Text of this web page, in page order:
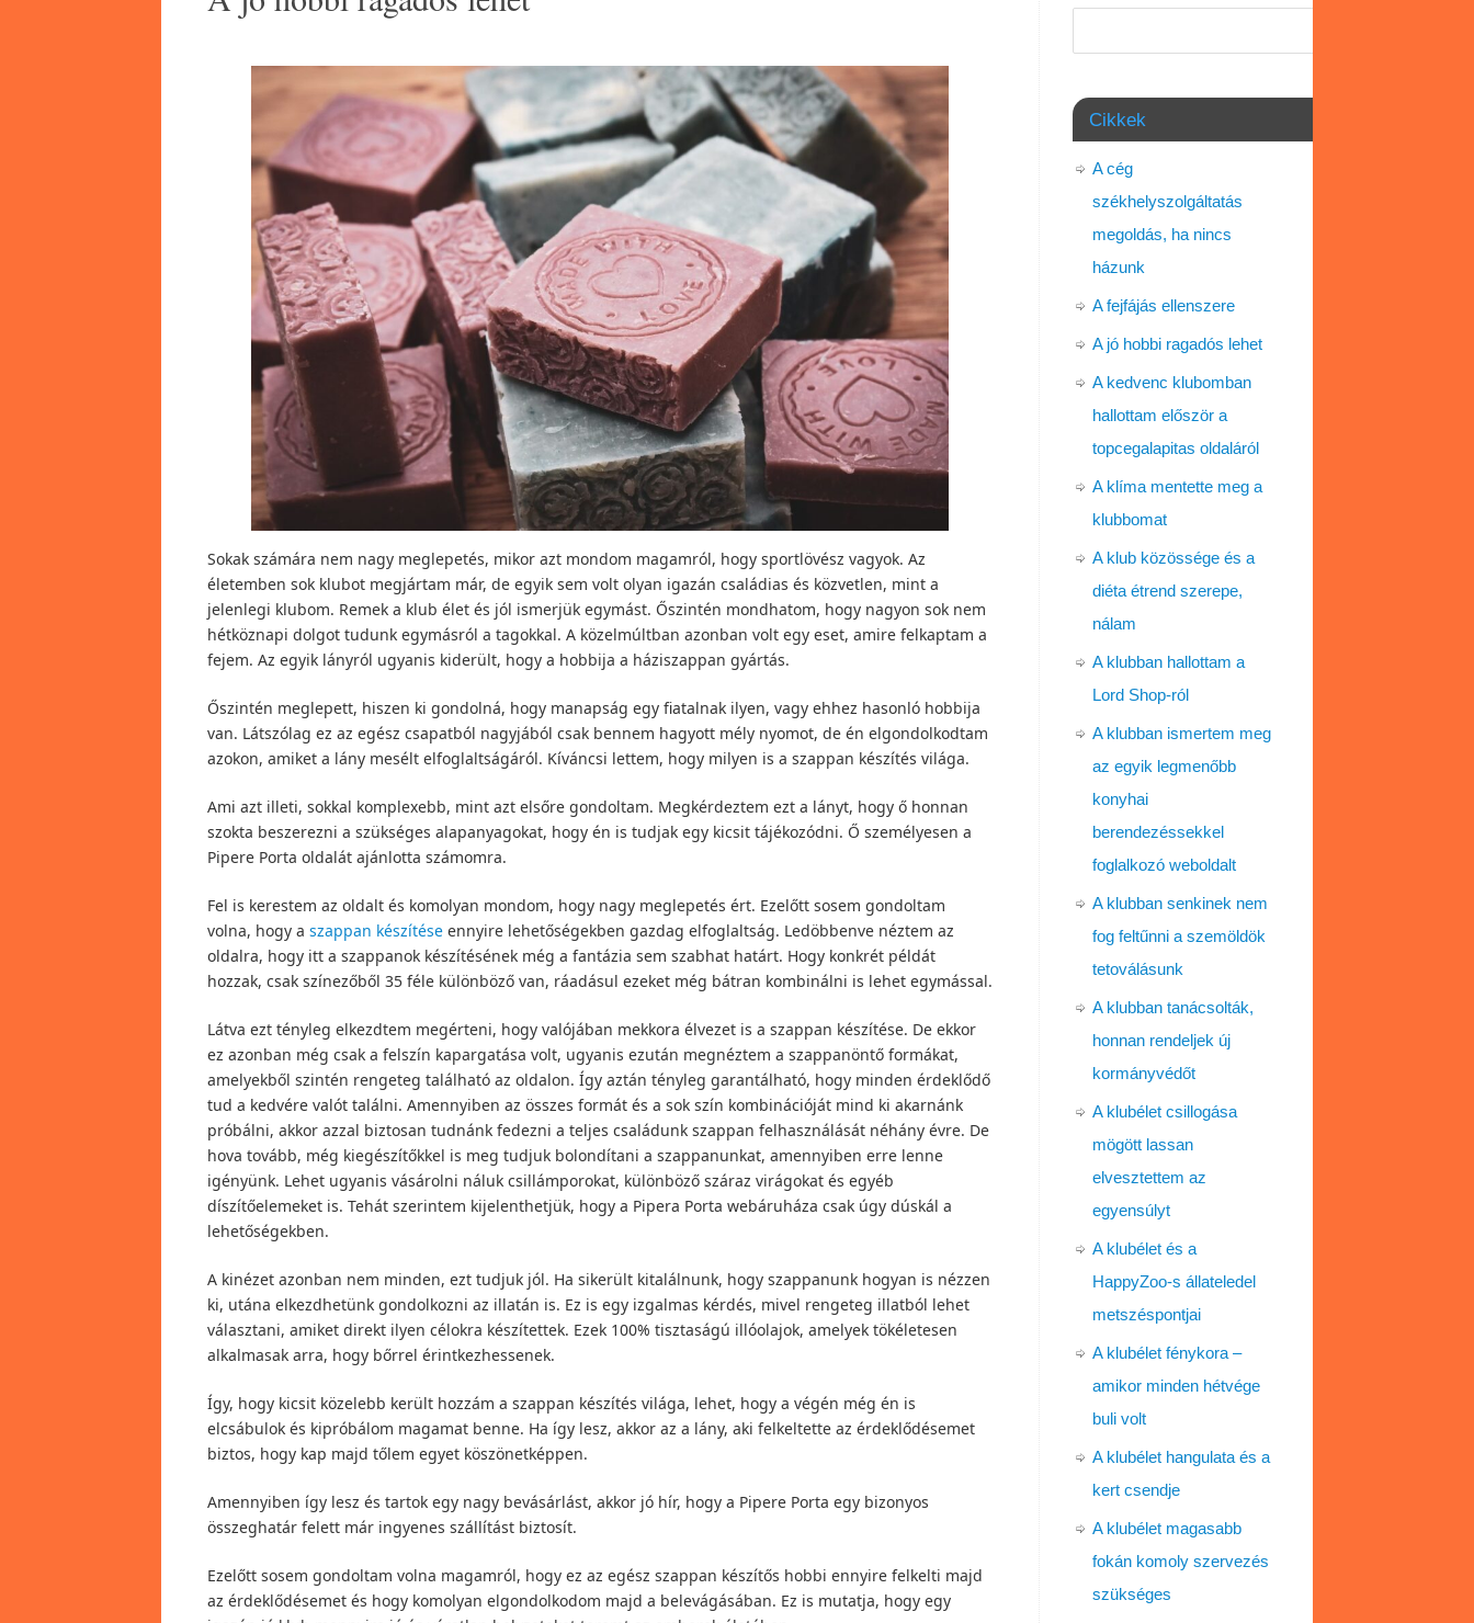
Sokak számára nem nagy meglepetés, mikor azt mondom magamról, hogy sportlövész vagyok. Az
életemben sok klubot megjártam már, de egyik sem volt olyan igazán családias és közvetlen, mint a
jelenlegi klubom. Remek a klub élet és jól ismerjük egymást. Őszintén mondhatom, hogy nagyon sok nem
hétköznapi dolgot tudunk egymásról a tagokkal. A közelmúltban azonban volt egy eset, amire felkaptam a
fejem. Az egyik lányról ugyanis kiderült, hogy a hobbija a háziszappan gyártás.
Őszintén meglepett, hiszen ki gondolná, hogy manapság egy fiatalnak ilyen, vagy ehhez hasonló hobbija
van. Látszólag ez az egész csapatból nagyjából csak bennem hagyott mély nyomot, de én elgondolkodtam
azokon, amiket a lány mesélt elfoglaltságáról. Kíváncsi lettem, hogy milyen is a szappan készítés világa.
Ami azt illeti, sokkal komplexebb, mint azt elsőre gondoltam. Megkérdeztem ezt a lányt, hogy ő honnan
szokta beszerezni a szükséges alapanyagokat, hogy én is tudjak egy kicsit tájékozódni. Ő személyesen a
Pipere Porta oldalát ajánlotta számomra.
Fel is kerestem az oldalt és komolyan mondom, hogy nagy meglepetés ért. Ezelőtt sosem gondoltam
volna, hogy a szappan készítése ennyire lehetőségekben gazdag elfoglaltság. Ledöbbenve néztem az
oldalra, hogy itt a szappanok készítésének még a fantázia sem szabhat határt. Hogy konkrét példát
hozzak, csak színezőből 35 féle különböző van, ráadásul ezeket még bátran kombinálni is lehet egymással.
Látva ezt tényleg elkezdtem megérteni, hogy valójában mekkora élvezet is a szappan készítése. De ekkor
ez azonban még csak a felszín kapargatása volt, ugyanis ezután megnéztem a szappanöntő formákat,
amelyekből szintén rengeteg található az oldalon. Így aztán tényleg garantálható, hogy minden érdeklődő
tud a kedvére valót találni. Amennyiben az összes formát és a sok szín kombinációját mind ki akarnánk
próbálni, akkor azzal biztosan tudnánk fedezni a teljes családunk szappan felhasználását néhány évre. De
hova tovább, még kiegészítőkkel is meg tudjuk bolondítani a szappanunkat, amennyiben erre lenne
igényünk. Lehet ugyanis vásárolni náluk csillámporokat, különböző száraz virágokat és egyéb
díszítőelemeket is. Tehát szerintem kijelenthetjük, hogy a Pipera Porta webáruháza csak úgy dúskál a
lehetőségekben.
A kinézet azonban nem minden, ezt tudjuk jól. Ha sikerült kitalálnunk, hogy szappanunk hogyan is nézzen
ki, utána elkezdhetünk gondolkozni az illatán is. Ez is egy izgalmas kérdés, mivel rengeteg illatból lehet
választani, amiket direkt ilyen célokra készítettek. Ezek 100% tisztaságú illóolajok, amelyek tökéletesen
alkalmasak arra, hogy bőrrel érintkezhessenek.
Így, hogy kicsit közelebb került hozzám a szappan készítés világa, lehet, hogy a végén még én is
elcsábulok és kipróbálom magamat benne. Ha így lesz, akkor az a lány, aki felkeltette az érdeklődésemet
biztos, hogy kap majd tőlem egyet köszönetképpen.
Amennyiben így lesz és tartok egy nagy bevásárlást, akkor jó hír, hogy a Pipere Porta egy bizonyos
összeghatár felett már ingyenes szállítást biztosít.
Ezelőtt sosem gondoltam volna magamról, hogy ez az egész szappan készítős hobbi ennyire felkelti majd
az érdeklődésemet és hogy komolyan elgondolkodom majd a belevágásában. Ez is mutatja, hogy egy
Cikkek
A cég
székhelyszolgáltatás
megoldás, ha nincs
házunk
A fejfájás ellenszere
A jó hobbi ragadós lehet
A kedvenc klubomban
hallottam először a
topcegalapitas oldaláról
A klíma mentette meg a
klubbomat
A klub közössége és a
diéta étrend szerepe,
nálam
A klubban hallottam a
Lord Shop-ról
A klubban ismertem meg
az egyik legmenőbb
konyhai
berendezéssekkel
foglalkozó weboldalt
A klubban senkinek nem
fog feltűnni a szemöldök
tetoválásunk
A klubban tanácsolták,
honnan rendeljek új
kormányvédőt
A klubélet csillogása
mögött lassan
elvesztettem az
egyensúlyt
A klubélet és a
HappyZoo-s állateledel
metszéspontjai
A klubélet fénykora –
amikor minden hétvége
buli volt
A klubélet hangulata és a
kert csendje
A klubélet magasabb
fokán komoly szervezés
szükséges